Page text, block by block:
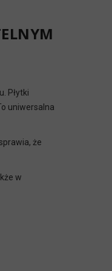
Płytki
uniwersalna
że
w